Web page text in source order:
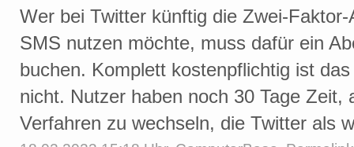
Wer bei Twitter künftig die Zwei-
SMS nutzen möchte, muss dafür ein
buchen. Komplett kostenpflichtig ist
nicht. Nutzer haben noch 30 Tage Zeit,
Verfahren zu wechseln, die Twitter als